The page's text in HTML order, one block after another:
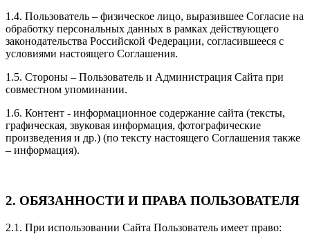
1.4. Пользователь – физическое лицо, выразившее Согласие на
обработку персональных данных в рамках действующего
законодательства Российской Федерации, согласившееся с
условиями настоящего Соглашения.
1.5. Стороны – Пользователь и Администрация Сайта при
совместном упоминании.
1.6. Контент - информационное содержание сайта (тексты,
графическая, звуковая информация, фотографические
произведения и др.) (по тексту настоящего Соглашения также
– информация).
2. ОБЯЗАННОСТИ И ПРАВА ПОЛЬЗОВАТЕЛЯ
2.1. При использовании Сайта Пользователь имеет право: